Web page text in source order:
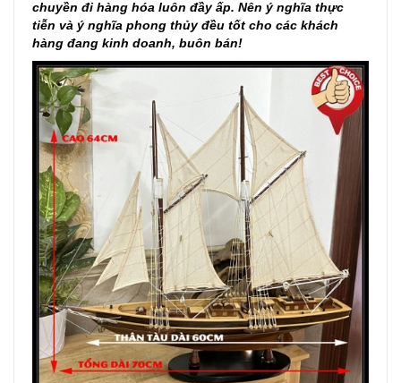
chuyền đi hàng hóa luôn đầy ấp. Nên ý nghĩa thực
tiễn và ý nghĩa phong thủy đều tốt cho các khách
hàng đang kinh doanh, buôn bán!